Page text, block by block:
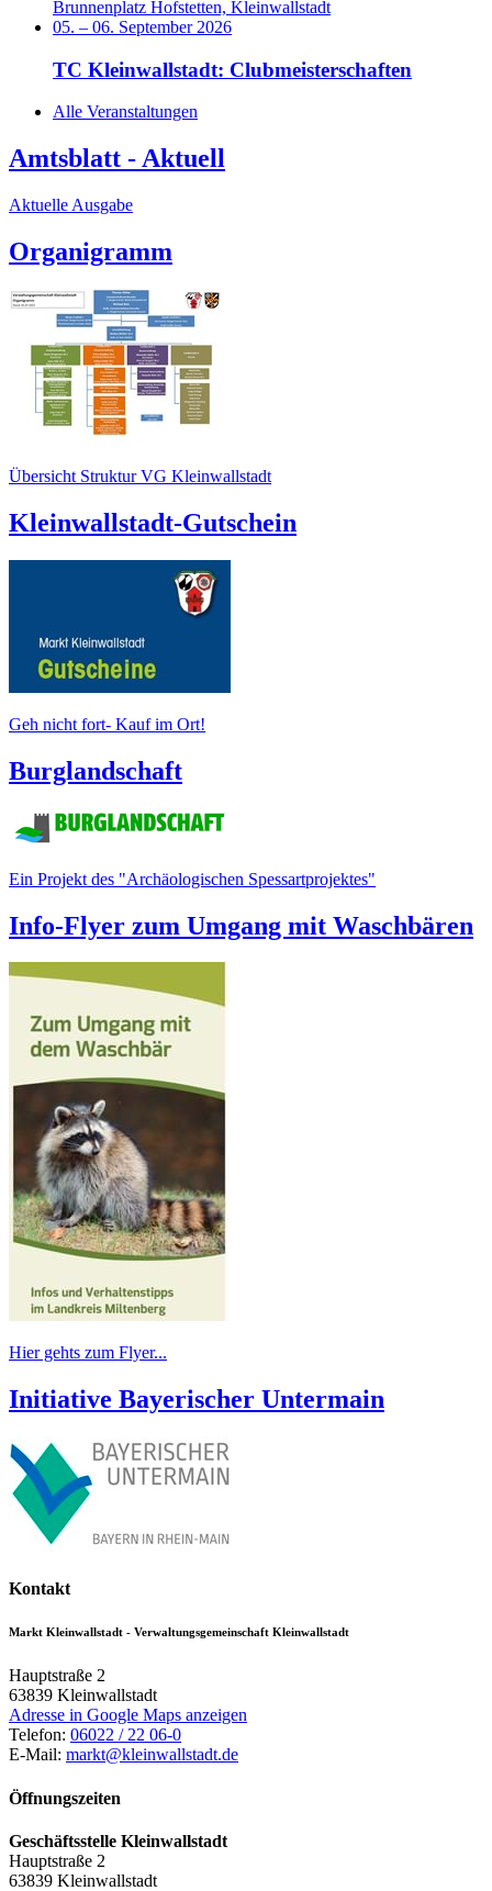
Brunnenplatz Hofstetten, Kleinwallstadt
05. – 06. September 2026
TC Kleinwallstadt: Clubmeisterschaften
Alle Veranstaltungen
Amtsblatt - Aktuell
Aktuelle Ausgabe
Organigramm
Übersicht Struktur VG Kleinwallstadt
Kleinwallstadt-Gutschein
Geh nicht fort- Kauf im Ort!
Burglandschaft
Ein Projekt des "Archäologischen Spessartprojektes"
Info-Flyer zum Umgang mit Waschbären
Hier gehts zum Flyer...
Initiative Bayerischer Untermain
Kontakt
Markt Kleinwallstadt - Verwaltungsgemeinschaft Kleinwallstadt
Hauptstraße 2
63839 Kleinwallstadt
Adresse in Google Maps anzeigen
Telefon: 06022 / 22 06-0
E-Mail: markt@kleinwallstadt.de
Öffnungszeiten
Geschäftsstelle Kleinwallstadt
Hauptstraße 2
63839 Kleinwallstadt